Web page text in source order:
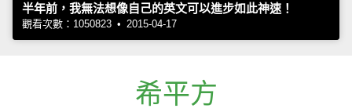
半年前，我無法想像自己的英文可以進步如此神速！
觀看次數：1050823 • 2015-04-17
希平方